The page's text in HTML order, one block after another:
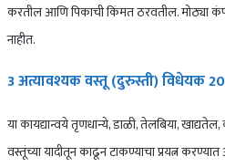
करतील आणि पिकाची किंमत ठरवतील. मोठ्या
नाहीत.
3 अत्यावश्यक वस्तू (दुरुस्ती) विधेयक
या कायद्यान्वये तृणधान्ये, डाळी, तेलबिया,
वस्तूंच्या यादीतून काढून टाकण्याचा प्रयत्न